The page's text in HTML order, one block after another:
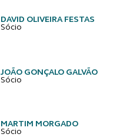
DAVID OLIVEIRA FESTAS
Sócio
JOÃO GONÇALO GALVÃO
Sócio
MARTIM MORGADO
Sócio